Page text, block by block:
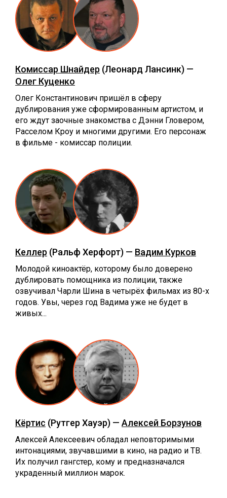
Комиссар Шнайдер (Леонард Лансинк) —
Олег Куценко
Олег Константинович пришёл в сферу
дублирования уже сформированным артистом, и
его ждут заочные знакомства с Дэнни Гловером,
Расселом Кроу и многими другими. Его персонаж
в фильме - комиссар полиции.
Келлер (Ральф Херфорт) — Вадим Курков
Молодой киноактёр, которому было доверено
дублировать помощника из полиции, также
озвучивал Чарли Шина в четырёх фильмах из 80-х
годов. Увы, через год Вадима уже не будет в
живых...
Кёртис (Рутгер Хауэр) — Алексей Борзунов
Алексей Алексеевич обладал неповторимыми
интонациями, звучавшими в кино, на радио и ТВ.
Их получил гангстер, кому и предназначался
украденный миллион марок.